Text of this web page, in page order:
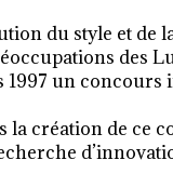
du style et de
des
1997 un concours
la création de ce